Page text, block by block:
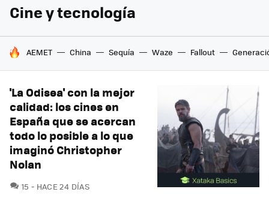
Cine y tecnología
HOY SE HABLA DE
AEMET China Sequía Waze Fallout
'La Odisea' con la mejor
calidad: los cines en
España que se acercan
todo lo posible a lo que
imaginó Christopher
Nolan
15 COMENTARIOS
HACE 24 DÍAS